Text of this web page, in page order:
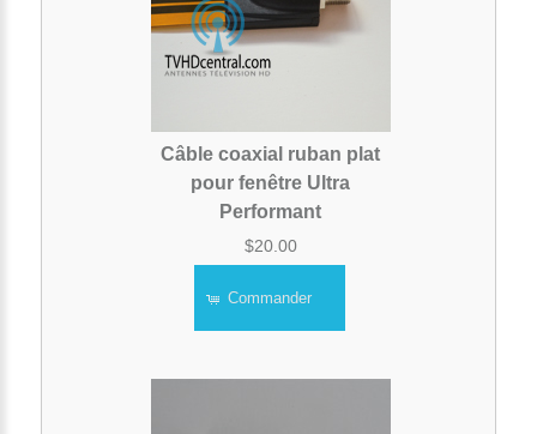
Câble coaxial ruban plat
pour fenêtre Ultra
Performant
$20.00
Commander